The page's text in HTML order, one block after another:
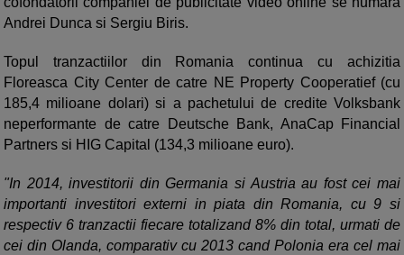
Andrei Dunca si Sergiu Biris.
Topul tranzactiilor din Romania continua cu achizitia
Floreasca City Center de catre NE Property Cooperatief (cu
185,4 milioane dolari) si a pachetului de credite Volksbank
neperformante de catre Deutsche Bank, AnaCap Financial
Partners si HIG Capital (134,3 milioane euro).
"In 2014, investitorii din Germania si Austria au fost cei mai
importanti investitori externi in piata din Romania, cu 9 si
respectiv 6 tranzactii fiecare totalizand 8% din total, urmati de
cei din Olanda, comparativ cu 2013 cand Polonia era cel mai